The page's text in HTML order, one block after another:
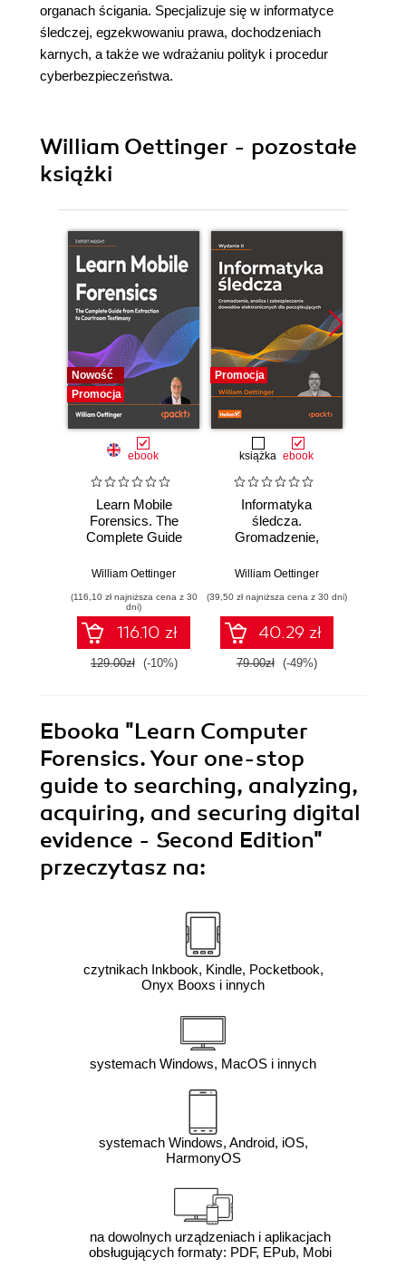
organach ścigania. Specjalizuje się w informatyce
śledczej, egzekwowaniu prawa, dochodzeniach
karnych, a także we wdrażaniu polityk i procedur
cyberbezpieczeństwa.
William Oettinger - pozostałe
książki
Nowość
Promocja
ebook
Learn Mobile
Forensics. The
Complete Guide
Courtroom
William Oettinger
(116,10 zł najniższa cena z 30
dni)
116.10 zł
129.00zł (-10%)
Promocja
książka ebook
Informatyka
śledcza.
Gromadzenie,
zabezpieczanie
elektronicznych dla
początkujących.
Wydanie II
William Oettinger
(39,50 zł najniższa cena z 30 dni)
40.29 zł
79.00zł (-49%)
Ebooka "Learn Computer
Forensics. Your one-stop
guide to searching, analyzing,
acquiring, and securing digital
evidence - Second Edition"
przeczytasz na:
czytnikach Inkbook, Kindle, Pocketbook,
Onyx Booxs i innych
systemach Windows, MacOS i innych
systemach Windows, Android, iOS,
HarmonyOS
na dowolnych urządzeniach i aplikacjach
obsługujących formaty: PDF, EPub, Mobi